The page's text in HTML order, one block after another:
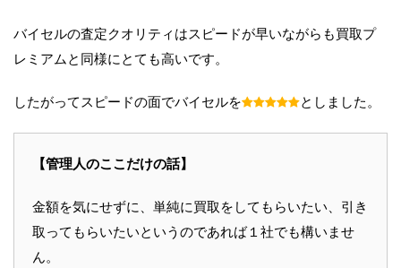
バイセルの査定クオリティはスピードが早いながらも買取プ
レミアムと同様にとても高いです。
したがってスピードの面でバイセルを としました。
【管理人のここだけの話】
金額を気にせずに、単純に買取をしてもらいたい、引き
取ってもらいたいというのであれば１社でも構いませ
ん。